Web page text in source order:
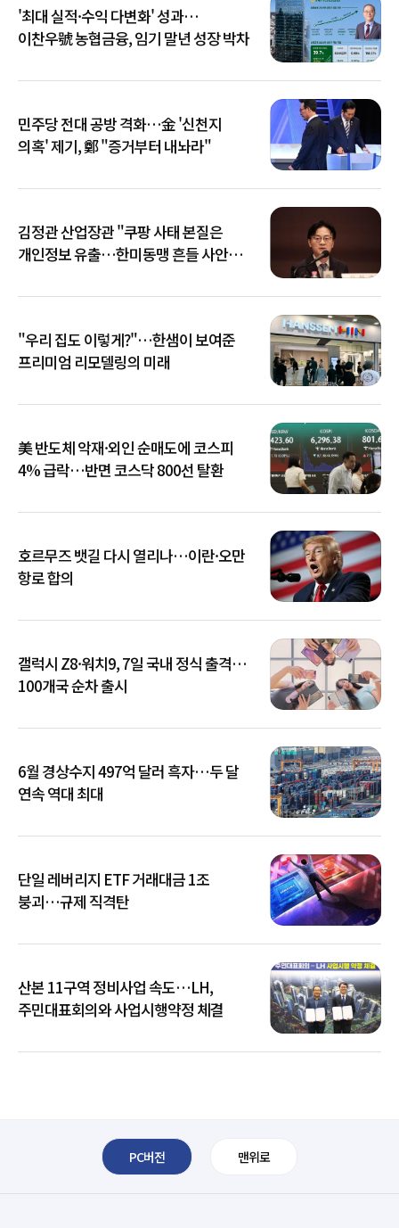
'최대 실적·수익 다변화' 성과…
이찬우號 농협금융, 임기 말년 성장 박차
민주당 전대 공방 격화…金 '신천지
의혹' 제기, 鄭 "증거부터 내놔라"
김정관 산업장관 "쿠팡 사태 본질은
개인정보 유출…한미동맹 흔들 사안
"우리 집도 이렇게?"…한샘이 보여준
프리미엄 리모델링의 미래
美 반도체 악재·외인 순매도에 코스피
4% 급락…반면 코스닥 800선 탈환
호르무즈 뱃길 다시 열리나…이란·오만
항로 합의
갤럭시 Z8·워치9, 7일 국내 정식 출격…
100개국 순차 출시
6월 경상수지 497억 달러 흑자…두 달
연속 역대 최대
단일 레버리지 ETF 거래대금 1조
붕괴…규제 직격탄
산본 11구역 정비사업 속도…LH,
주민대표회의와 사업시행약정 체결
PC버전 맨위로